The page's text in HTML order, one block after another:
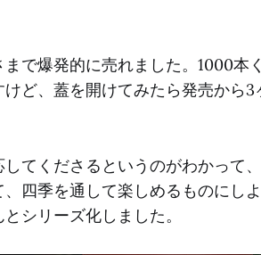
で爆発的に売れました。1000本
ど、蓋を開けてみたら発売から
てくださるというのがわかって
四季を通して楽しめるものにし
シリーズ化しました。